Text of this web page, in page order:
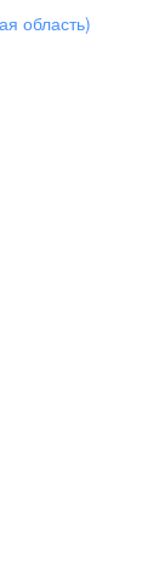
область)